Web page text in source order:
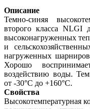
Описание
Темно-синяя
второго класса NLGI
высоконагруженных
и
нагруженных шарниров
Хорошо
воздействию воды.
от -30°С до +160°С.
Свойства
Высокотемпературная